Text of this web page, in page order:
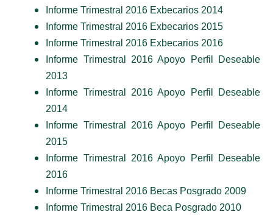
Informe Trimestral 2016 Exbecarios 2014
Informe Trimestral 2016 Exbecarios 2015
Informe Trimestral 2016 Exbecarios 2016
Informe Trimestral 2016 Apoyo Perfil Deseable
2013
Informe Trimestral 2016 Apoyo Perfil Deseable
2014
Informe Trimestral 2016 Apoyo Perfil Deseable
2015
Informe Trimestral 2016 Apoyo Perfil Deseable
2016
Informe Trimestral 2016 Becas Posgrado 2009
Informe Trimestral 2016 Beca Posgrado 2010